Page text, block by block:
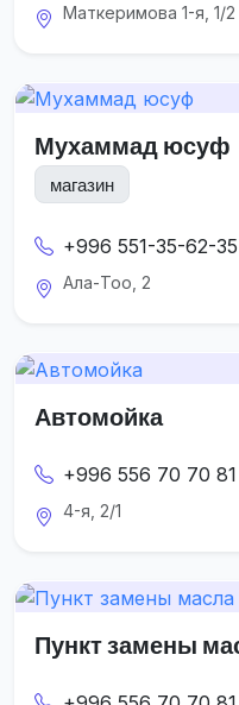
Маткеримова 1-я, 1/2
Мухаммад юсуф
магазин
+996 551-35-62-35
Ала-Тоо, 2
Автомойка
+996 556 70 70 81
4-я, 2/1
Пункт замены